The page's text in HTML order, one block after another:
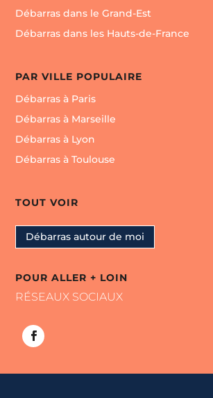
Débarras dans le Grand-Est
Débarras dans les Hauts-de-France
PAR VILLE POPULAIRE
Débarras à Paris
Débarras à Marseille
Débarras à Lyon
Débarras à Toulouse
TOUT VOIR
Débarras autour de moi
POUR ALLER + LOIN
RÉSEAUX SOCIAUX